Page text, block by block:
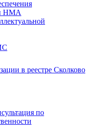
НМА
в реестре Сколково
по